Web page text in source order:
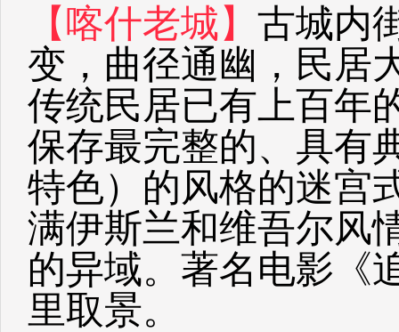
【喀什老城】 古城内
变，曲径通幽，民居
传统民居已有上百年
保存最完整的、具有
特色）的风格的迷宫
满伊斯兰和维吾尔风
的异域。著名电影《
里取景。